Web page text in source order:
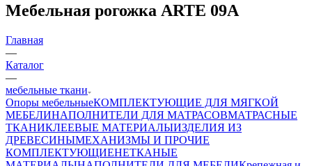
Мебельная рогожка ARTE 09A
Главная
—
Каталог
—
мебельные ткани
Опоры мебельныеКОМПЛЕКТУЮЩИЕ ДЛЯ МЯГКОЙ
МЕБЕЛИНАПОЛНИТЕЛИ ДЛЯ МАТРАСОВМАТРАСНЫЕ
ТКАНИКЛЕЕВЫЕ МАТЕРИАЛЫИЗДЕЛИЯ ИЗ
ДРЕВЕСИНЫМЕХАНИЗМЫ И ПРОЧИЕ
КОМПЛЕКТУЮЩИЕНЕТКАНЫЕ